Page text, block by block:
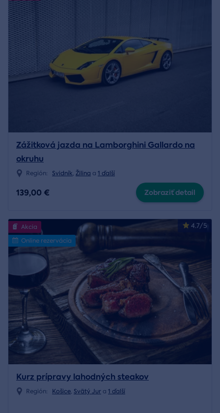
Zážitková jazda na Lamborghini Gallardo na
okruhu
Región: Svidník, Žilina a 1 ďalší
139,00 € Zobraziť detail
4.7/5
Akcia
Online rezervácia
Kurz prípravy lahodných steakov
Región: Košice, Svätý Jur a 1 ďalší